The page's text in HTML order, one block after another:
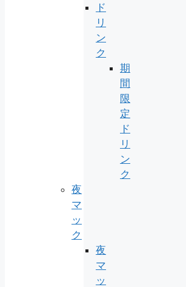
ド
リ
ン
ク
期
間
限
定
ド
リ
ン
ク
夜
マ
ッ
ク
夜
マ
ッ